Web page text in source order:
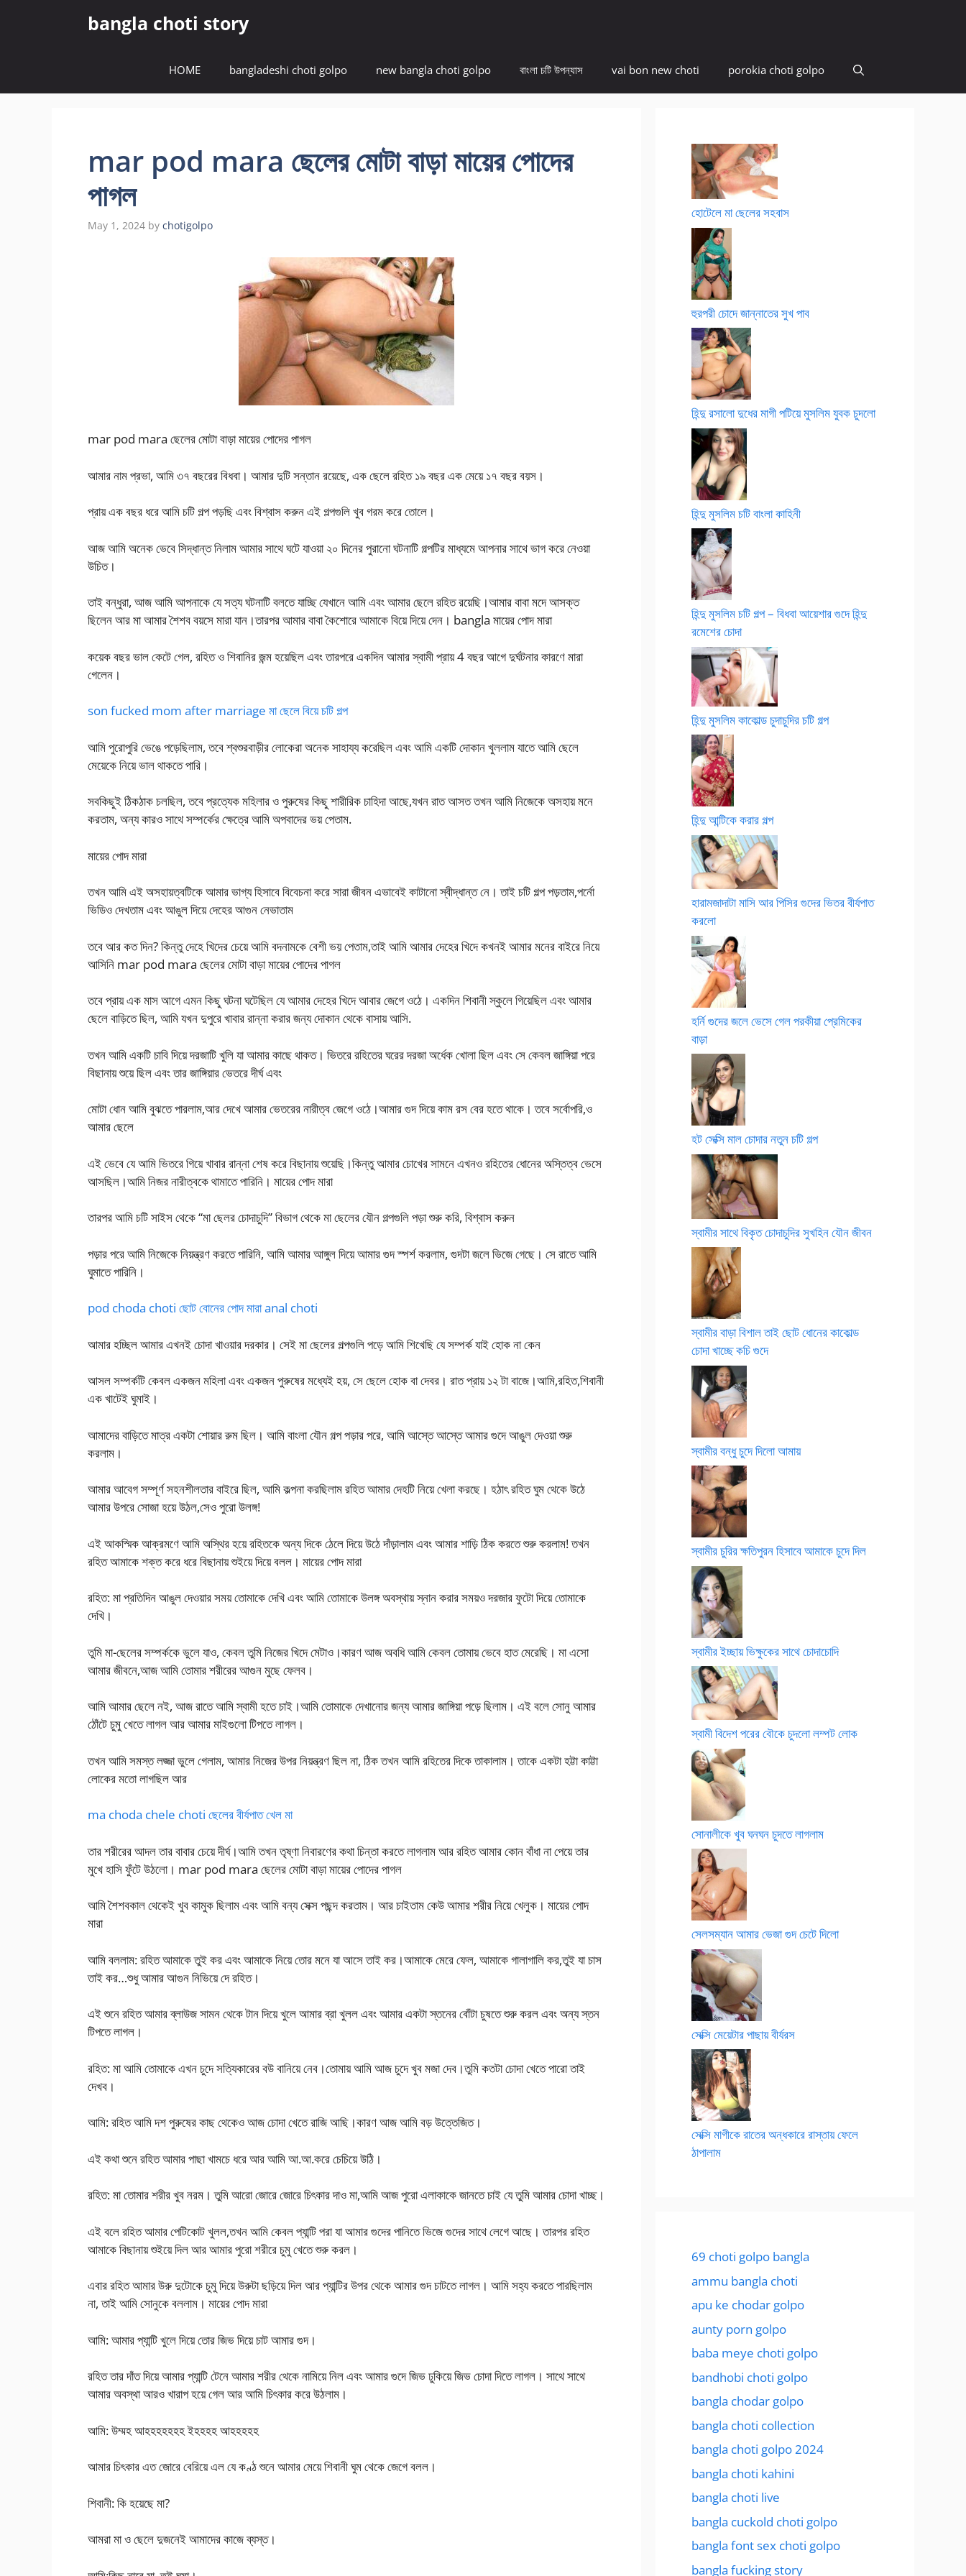
bangla choti story
HOME bangladeshi choti golpo new bangla choti golpo বাংলা চটি উপন্যাস vai bon new choti porokia choti golpo
mar pod mara ছেলের মোটা বাড়া মায়ের পোদের
পাগল
May 1, 2024 by chotigolpo
mar pod mara ছেলের মোটা বাড়া মায়ের পোদের পাগল
আমার নাম প্রভা, আমি ৩৭ বছরের বিধবা। আমার দুটি সন্তান রয়েছে, এক ছেলে রহিত ১৯ বছর এক মেয়ে ১৭ বছর বয়স।
প্রায় এক বছর ধরে আমি চটি গল্প পড়ছি এবং বিশ্বাস করুন এই গল্পগুলি খুব গরম করে তোলে।
আজ আমি অনেক ভেবে সিদ্ধান্ত নিলাম আমার সাথে ঘটে যাওয়া ২০ দিনের পুরানো ঘটনাটি গল্পটির মাধ্যমে আপনার সাথে ভাগ করে নেওয়া
উচিত।
তাই বন্ধুরা, আজ আমি আপনাকে যে সত্য ঘটনাটি বলতে যাচ্ছি যেখানে আমি এবং আমার ছেলে রহিত রয়েছি।আমার বাবা মদে আসক্ত
ছিলেন আর মা আমার শৈশব বয়সে মারা যান।তারপর আমার বাবা কৈশোরে আমাকে বিয়ে দিয়ে দেন। bangla মায়ের পোদ মারা
কয়েক বছর ভাল কেটে গেল, রহিত ও শিবানির জন্ম হয়েছিল এবং তারপরে একদিন আমার স্বামী প্রায় 4 বছর আগে দুর্ঘটনার কারণে মারা
গেলেন।
son fucked mom after marriage মা ছেলে বিয়ে চটি গল্প
আমি পুরোপুরি ভেঙে পড়েছিলাম, তবে শ্বশুরবাড়ীর লোকেরা অনেক সাহায্য করেছিল এবং আমি একটি দোকান খুললাম যাতে আমি ছেলে
মেয়েকে নিয়ে ভাল থাকতে পারি।
সবকিছুই ঠিকঠাক চলছিল, তবে প্রত্যেক মহিলার ও পুরুষের কিছু শারীরিক চাহিদা আছে,যখন রাত আসত তখন আমি নিজেকে অসহায় মনে
করতাম, অন্য কারও সাথে সম্পর্কের ক্ষেত্রে আমি অপবাদের ভয় পেতাম.
মায়ের পোদ মারা
তখন আমি এই অসহায়ত্বটিকে আমার ভাগ্য হিসাবে বিবেচনা করে সারা জীবন এভাবেই কাটানো স্বীদ্ধান্ত নে। তাই চটি গল্প পড়তাম,পর্নো
ভিডিও দেখতাম এবং আঙুল দিয়ে দেহের আগুন নেভাতাম
তবে আর কত দিন? কিন্তু দেহে খিদের চেয়ে আমি বদনামকে বেশী ভয় পেতাম,তাই আমি আমার দেহের খিদে কখনই আমার মনের বাইরে নিয়ে
আসিনি mar pod mara ছেলের মোটা বাড়া মায়ের পোদের পাগল
তবে প্রায় এক মাস আগে এমন কিছু ঘটনা ঘটেছিল যে আমার দেহের খিদে আবার জেগে ওঠে। একদিন শিবানী স্কুলে গিয়েছিল এবং আমার
ছেলে বাড়িতে ছিল, আমি যখন দুপুরে খাবার রান্না করার জন্য দোকান থেকে বাসায় আসি.
তখন আমি একটি চাবি দিয়ে দরজাটি খুলি যা আমার কাছে থাকত। ভিতরে রহিতের ঘরের দরজা অর্ধেক খোলা ছিল এবং সে কেবল জাঙ্গিয়া পরে
বিছানায় শুয়ে ছিল এবং তার জাঙ্গিয়ার ভেতরে দীর্ঘ এবং
মোটা ধোন আমি বুঝতে পারলাম,আর দেখে আমার ভেতরের নারীত্ব জেগে ওঠে।আমার গুদ দিয়ে কাম রস বের হতে থাকে। তবে সর্বোপরি,ও
আমার ছেলে
এই ভেবে যে আমি ভিতরে গিয়ে খাবার রান্না শেষ করে বিছানায় শুয়েছি।কিন্তু আমার চোখের সামনে এখনও রহিতের ধোনের অস্তিত্ব ভেসে
আসছিল।আমি নিজর নারীত্বকে থামাতে পারিনি। মায়ের পোদ মারা
তারপর আমি চটি সাইস থেকে “মা ছেলর চোদাচুদি” বিভাগ থেকে মা ছেলের যৌন গল্পগুলি পড়া শুরু করি, বিশ্বাস করুন
পড়ার পরে আমি নিজেকে নিয়ন্ত্রণ করতে পারিনি, আমি আমার আঙ্গুল দিয়ে আমার গুদ স্পর্শ করলাম, গুদটা জলে ভিজে গেছে। সে রাতে আমি
ঘুমাতে পারিনি।
pod choda choti ছোট বোনের পোদ মারা anal choti
আমার হচ্ছিল আমার এখনই চোদা খাওয়ার দরকার। সেই মা ছেলের গল্পগুলি পড়ে আমি শিখেছি যে সম্পর্ক যাই হোক না কেন
আসল সম্পর্কটি কেবল একজন মহিলা এবং একজন পুরুষের মধ্যেই হয়, সে ছেলে হোক বা দেবর। রাত প্রায় ১২ টা বাজে।আমি,রহিত,শিবানী
এক খাটেই ঘুমাই।
আমাদের বাড়িতে মাত্র একটা শোয়ার রুম ছিল। আমি বাংলা যৌন গল্প পড়ার পরে, আমি আস্তে আস্তে আমার গুদে আঙুল দেওয়া শুরু
করলাম।
আমার আবেগ সম্পূর্ণ সহনশীলতার বাইরে ছিল, আমি কল্পনা করছিলাম রহিত আমার দেহটি নিয়ে খেলা করছে। হঠাৎ রহিত ঘুম থেকে উঠে
আমার উপরে সোজা হয়ে উঠল,সেও পুরো উলঙ্গ!
এই আকস্মিক আক্রমণে আমি অস্থির হয়ে রহিতকে অন্য দিকে ঠেলে দিয়ে উঠে দাঁড়ালাম এবং আমার শাড়ি ঠিক করতে শুরু করলাম! তখন
রহিত আমাকে শক্ত করে ধরে বিছানায় শুইয়ে দিয়ে বলল। মায়ের পোদ মারা
রহিত: মা প্রতিদিন আঙুল দেওয়ার সময় তোমাকে দেখি এবং আমি তোমাকে উলঙ্গ অবস্থায় স্নান করার সময়ও দরজার ফুটো দিয়ে তোমাকে
দেখি।
তুমি মা-ছেলের সম্পর্ককে ভুলে যাও, কেবল তুমি নিজের খিদে মেটাও।কারণ আজ অবধি আমি কেবল তোমায় ভেবে হাত মেরেছি। মা এসো
আমার জীবনে,আজ আমি তোমার শরীরের আগুন মুছে ফেলব।
আমি আমার ছেলে নই, আজ রাতে আমি স্বামী হতে চাই।আমি তোমাকে দেখানোর জন্য আমার জাঙ্গিয়া পড়ে ছিলাম। এই বলে সোনু আমার
ঠোঁটে চুমু খেতে লাগল আর আমার মাইগুলো টিপতে লাগল।
তখন আমি সমস্ত লজ্জা ভুলে গেলাম, আমার নিজের উপর নিয়ন্ত্রণ ছিল না, ঠিক তখন আমি রহিতের দিকে তাকালাম। তাকে একটা হট্টা কাট্টা
লোকের মতো লাগছিল আর
ma choda chele choti ছেলের বীর্যপাত খেল মা
তার শরীরের আদল তার বাবার চেয়ে দীর্ঘ।আমি তখন তৃষ্ণা নিবারণের কথা চিন্তা করতে লাগলাম আর রহিত আমার কোন বাঁধা না পেয়ে তার
মুখে হাসি ফুঁটে উঠলো। mar pod mara ছেলের মোটা বাড়া মায়ের পোদের পাগল
আমি শৈশবকাল থেকেই খুব কামুক ছিলাম এবং আমি বন্য সেক্স পছন্দ করতাম। আর চাইতাম কেউ আমার শরীর নিয়ে খেলুক। মায়ের পোদ
মারা
আমি বললাম: রহিত আমাকে তুই কর এবং আমাকে নিয়ে তোর মনে যা আসে তাই কর।আমাকে মেরে ফেল, আমাকে গালাগালি কর,তুই যা চাস
তাই কর…শুধু আমার আগুন নিভিয়ে দে রহিত।
এই শুনে রহিত আমার ব্লাউজ সামন থেকে টান দিয়ে খুলে আমার ব্রা খুলল এবং আমার একটা স্তনের বোঁটা চুষতে শুরু করল এবং অন্য স্তন
টিপতে লাগল।
রহিত: মা আমি তোমাকে এখন চুদে সত্যিকারের বউ বানিয়ে নেব।তোমায় আমি আজ চুদে খুব মজা দেব।তুমি কতটা চোদা খেতে পারো তাই
দেখব।
আমি: রহিত আমি দশ পুরুষের কাছ থেকেও আজ চোদা খেতে রাজি আছি।কারণ আজ আমি বড় উত্তেজিত।
এই কথা শুনে রহিত আমার পাছা খামচে ধরে আর আমি আ.আ.করে চেচিয়ে উঠি।
রহিত: মা তোমার শরীর খুব নরম। তুমি আরো জোরে জোরে চিৎকার দাও মা,আমি আজ পুরো এলাকাকে জানতে চাই যে তুমি আমার চোদা খাচ্ছ।
এই বলে রহিত আমার পেটিকোট খুলল,তখন আমি কেবল প্যান্টি পরা যা আমার গুদের পানিতে ভিজে গুদের সাথে লেগে আছে। তারপর রহিত
আমাকে বিছানায় শুইয়ে দিল আর আমার পুরো শরীরে চুমু খেতে শুরু করল।
এবার রহিত আমার উরু দুটোকে চুমু দিয়ে উরুটা ছড়িয়ে দিল আর প্যান্টির উপর থেকে আমার গুদ চাটতে লাগল। আমি সহ্য করতে পারছিলাম
না, তাই আমি সোনুকে বললাম। মায়ের পোদ মারা
আমি: আমার প্যান্টি খুলে দিয়ে তোর জিভ দিয়ে চাট আমার গুদ।
রহিত তার দাঁত দিয়ে আমার প্যান্টি টেনে আমার শরীর থেকে নামিয়ে নিল এবং আমার গুদে জিভ ঢুকিয়ে জিভ চোদা দিতে লাগল। সাথে সাথে
আমার অবস্থা আরও খারাপ হয়ে গেল আর আমি চিৎকার করে উঠলাম।
আমি: উম্মহ আহহহহহহহ ইহহহহ আহহহহহ
আমার চিৎকার এত জোরে বেরিয়ে এল যে কণ্ঠ শুনে আমার মেয়ে শিবানী ঘুম থেকে জেগে বলল।
শিবানী: কি হয়েছে মা?
আমরা মা ও ছেলে দুজনেই আমাদের কাজে ব্যস্ত।
হোটেলে মা ছেলের সহবাস
হুরপরী চোদে জান্নাতের সুখ পাব
হিন্দু রসালো দুধের মাগী পটিয়ে মুসলিম যুবক চুদলো
হিন্দু মুসলিম চটি বাংলা কাহিনী
হিন্দু মুসলিম চটি গল্প – বিধবা আয়েশার গুদে হিন্দু
রমেশের চোদা
হিন্দু মুসলিম কাকোল্ড চুদাচুদির চটি গল্প
হিন্দু আন্টিকে করার গল্প
হারামজাদাটা মাসি আর পিসির গুদের ভিতর বীর্যপাত
করলো
হর্নি গুদের জলে ভেসে গেল পরকীয়া প্রেমিকের
বাড়া
হট সেক্সি মাল চোদার নতুন চটি গল্প
স্বামীর সাথে বিকৃত চোদাচুদির সুখহিন যৌন জীবন
স্বামীর বাড়া বিশাল তাই ছোট ধোনের কাকোল্ড
চোদা খাচ্ছে কচি গুদে
স্বামীর বন্ধু চুদে দিলো আমায়
স্বামীর চুরির ক্ষতিপুরন হিসাবে আমাকে চুদে দিল
স্বামীর ইচ্ছায় ভিক্ষুকের সাথে চোদাচোদি
স্বামী বিদেশ পরের বৌকে চুদলো লম্পট লোক
সোনালীকে খুব ঘনঘন চুদতে লাগলাম
সেলসম্যান আমার ভেজা গুদ চেটে দিলো
সেক্সি মেয়েটার পাছায় বীর্যরস
সেক্সি মাগীকে রাতের অন্ধকারে রাস্তায় ফেলে
ঠাপালাম
69 choti golpo bangla
ammu bangla choti
apu ke chodar golpo
aunty porn golpo
baba meye choti golpo
bandhobi choti golpo
bangla chodar golpo
bangla choti collection
bangla choti golpo 2024
bangla choti kahini
bangla choti live
bangla cuckold choti golpo
bangla font sex choti golpo
bangla fucking story